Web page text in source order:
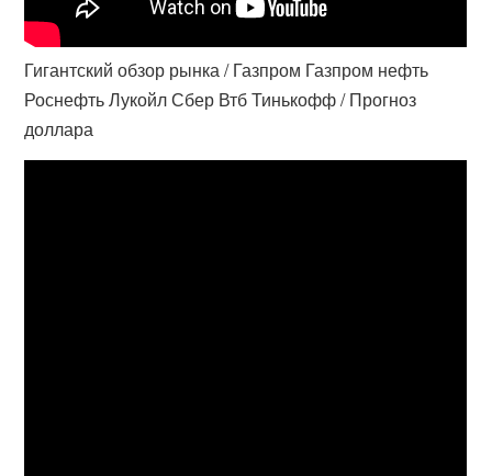
Гигантский обзор рынка / Газпром Газпром нефть
Роснефть Лукойл Сбер Втб Тинькофф / Прогноз
доллара